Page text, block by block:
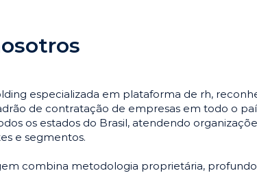
especializada em plataforma de rh,
de contratação de empresas em todo o
os estados do Brasil, atendendo
e segmentos.
combina metodologia proprietária, profundo